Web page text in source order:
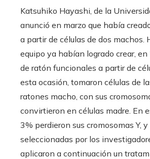
Katsuhiko Hayashi, de la
anunció en marzo que había
a partir de células de dos machos.
equipo ya habían logrado crear,
de ratón funcionales a partir de
esta ocasión, tomaron células de
ratones macho, con sus
convirtieron en células madre. En
3% perdieron sus cromosomas Y,
seleccionadas por los
aplicaron a continuación un